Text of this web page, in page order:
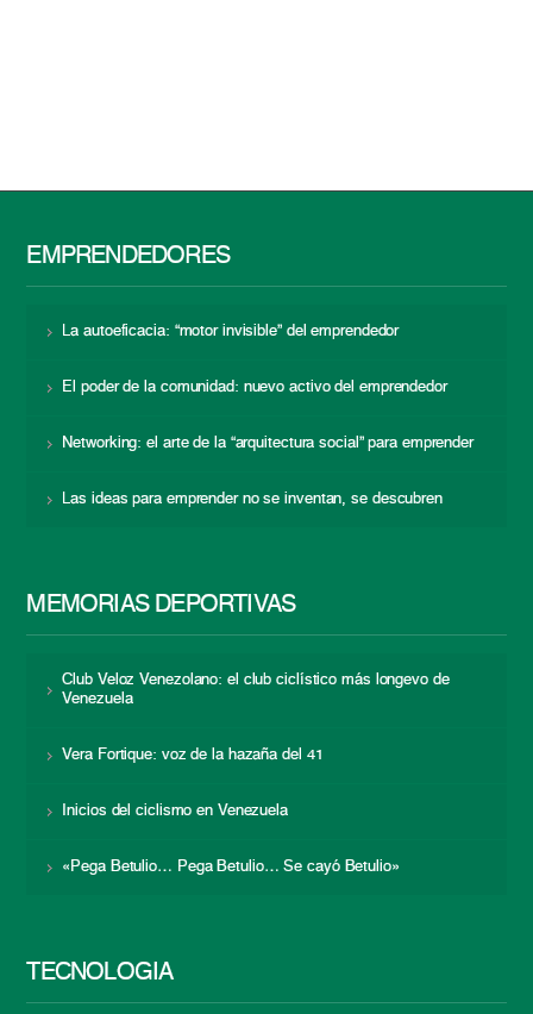
EMPRENDEDORES
La autoeficacia: “motor invisible” del emprendedor
El poder de la comunidad: nuevo activo del emprendedor
Networking: el arte de la “arquitectura social” para emprender
Las ideas para emprender no se inventan, se descubren
MEMORIAS DEPORTIVAS
Club Veloz Venezolano: el club ciclístico más longevo de
Venezuela
Vera Fortique: voz de la hazaña del 41
Inicios del ciclismo en Venezuela
«Pega Betulio… Pega Betulio… Se cayó Betulio»
TECNOLOGÍA